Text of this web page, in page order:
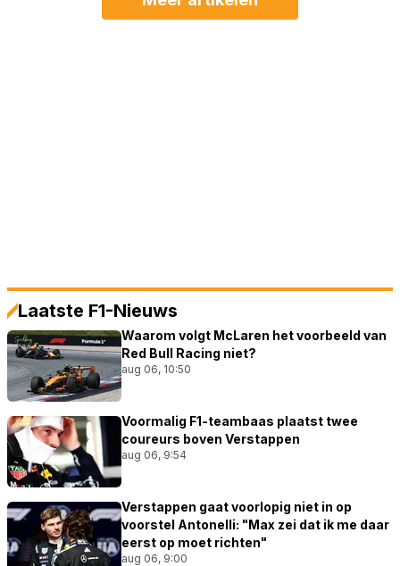
Laatste F1-Nieuws
Waarom volgt McLaren het voorbeeld van
Red Bull Racing niet?
aug 06, 10:50
Voormalig F1-teambaas plaatst twee
coureurs boven Verstappen
aug 06, 9:54
Verstappen gaat voorlopig niet in op
voorstel Antonelli: "Max zei dat ik me daar
eerst op moet richten"
aug 06, 9:00